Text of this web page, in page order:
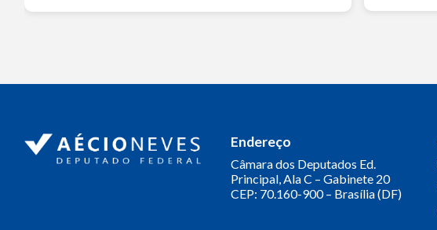
Endereço
Câmara dos Deputados Ed.
Principal, Ala C – Gabinete 20
CEP: 70.160-900 – Brasília (DF)